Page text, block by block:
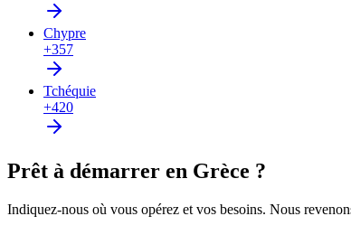
Chypre
+357
Tchéquie
+420
Prêt à démarrer en Grèce ?
Indiquez-nous où vous opérez et vos besoins. Nous